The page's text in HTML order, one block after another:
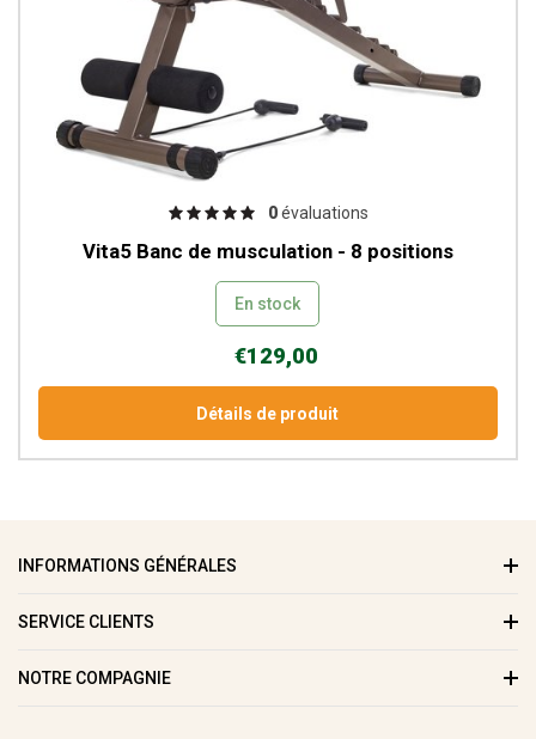
0évaluations
Vita5 Banc de musculation - 8 positions
En stock
€129,00
Détails de produit
INFORMATIONS GÉNÉRALES
SERVICE CLIENTS
NOTRE COMPAGNIE